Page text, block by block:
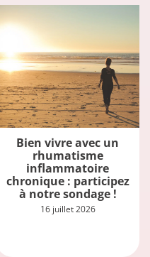
Bien vivre avec un
rhumatisme
inflammatoire
chronique : participez
à notre sondage !
16 juillet 2026